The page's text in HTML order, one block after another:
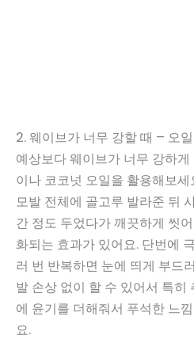
2. 웨이브가 너무 강할 때 – 오
예상보다 웨이브가 너무 강하
이나 코코넛 오일을 활용해보
모발 전체에 골고루 발라준 뒤
간 정도 두었다가 깨끗하게 씻
화되는 효과가 있어요. 단번에
러 번 반복하면 눈에 띄게 부드
발 손상 없이 할 수 있어서 특히
에 윤기를 더해줘서 푸석한 느
요.